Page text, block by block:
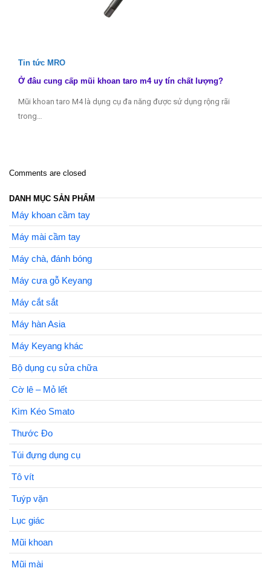
Tin tức MRO
Ở đâu cung cấp mũi khoan taro m4 uy tín chất lượng?
Mũi khoan taro M4 là dụng cụ đa năng được sử dụng rộng rãi
trong…
Comments are closed
DANH MỤC SẢN PHẨM
Máy khoan cầm tay
Máy mài cầm tay
Máy chà, đánh bóng
Máy cưa gỗ Keyang
Máy cắt sắt
Máy hàn Asia
Máy Keyang khác
Bộ dụng cụ sửa chữa
Cờ lê – Mỏ lết
Kìm Kéo Smato
Thước Đo
Túi đựng dụng cụ
Tô vít
Tuýp vặn
Lục giác
Mũi khoan
Mũi mài